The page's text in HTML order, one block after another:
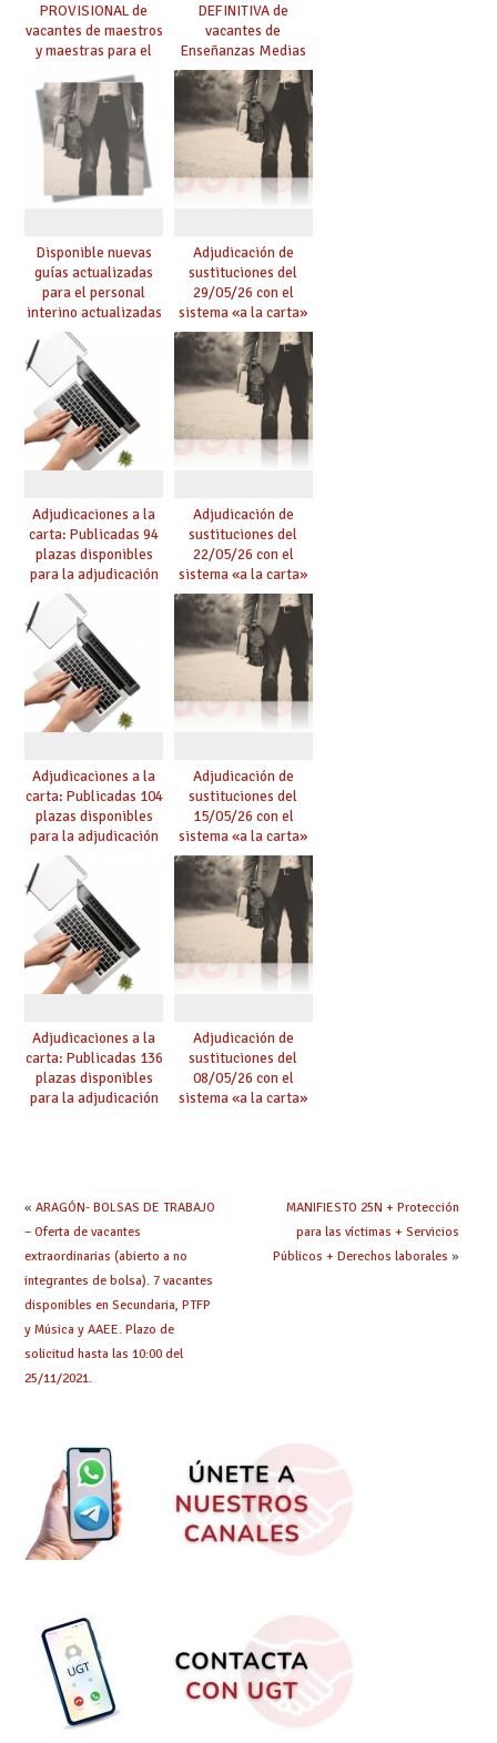
PROVISIONAL de
vacantes de maestros
y maestras para el
curso 26-27
DEFINITIVA de
vacantes de
Enseñanzas Medias
para el curso 26-27
Disponible nuevas
guías actualizadas
para el personal
interino actualizadas
para el curso 26/27
Adjudicación de
sustituciones del
29/05/26 con el
sistema «a la carta»
conseguido con el
Acuerdo de Mejoras
Adjudicaciones a la
carta: Publicadas 94
plazas disponibles
para la adjudicación
de mañana y abierto
plazo de solicitudes
Adjudicación de
sustituciones del
22/05/26 con el
sistema «a la carta»
conseguido con el
Acuerdo de Mejoras
Adjudicaciones a la
carta: Publicadas 104
plazas disponibles
para la adjudicación
de mañana y abierto
plazo de solicitudes
Adjudicación de
sustituciones del
15/05/26 con el
sistema «a la carta»
conseguido con el
Acuerdo de Mejoras
Adjudicaciones a la
carta: Publicadas 136
plazas disponibles
para la adjudicación
Adjudicación de
sustituciones del
08/05/26 con el
sistema «a la carta»
« ARAGÓN- BOLSAS DE TRABAJO
– Oferta de vacantes
extraordinarias (abierto a no
integrantes de bolsa). 7 vacantes
disponibles en Secundaria, PTFP
y Música y AAEE. Plazo de
solicitud hasta las 10:00 del
25/11/2021.
MANIFIESTO 25N + Protección
para las víctimas + Servicios
Públicos + Derechos laborales »